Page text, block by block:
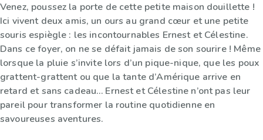
Venez, poussez la porte de cette petite maison douillette !
Ici vivent deux amis, un ours au grand cœur et une petite
souris espiègle : les incontournables Ernest et Célestine.
Dans ce foyer, on ne se défait jamais de son sourire ! Même
lorsque la pluie s’invite lors d’un pique-nique, que les poux
grattent-grattent ou que la tante d’Amérique arrive en
retard et sans cadeau… Ernest et Célestine n’ont pas leur
pareil pour transformer la routine quotidienne en
savoureuses aventures.